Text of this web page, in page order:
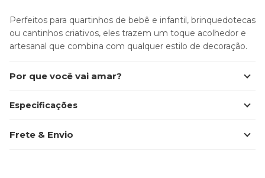
Perfeitos para quartinhos de bebê e infantil, brinquedotecas
ou cantinhos criativos, eles trazem um toque acolhedor e
artesanal que combina com qualquer estilo de decoração.
Por que você vai amar?
Especificações
Frete & Envio